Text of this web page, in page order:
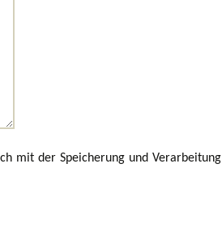
mit der Speicherung und Verarbeitung